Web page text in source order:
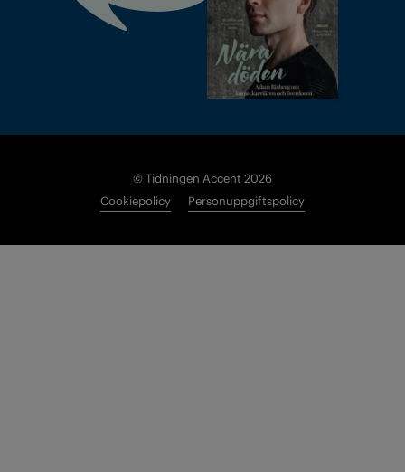
© Tidningen Accent 2026
Cookiepolicy
Personuppgiftspolicy